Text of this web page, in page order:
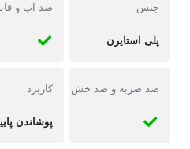
جنس
پلی استایرن
ضد آب و
ضد ضربه و ضد خش کاربرد